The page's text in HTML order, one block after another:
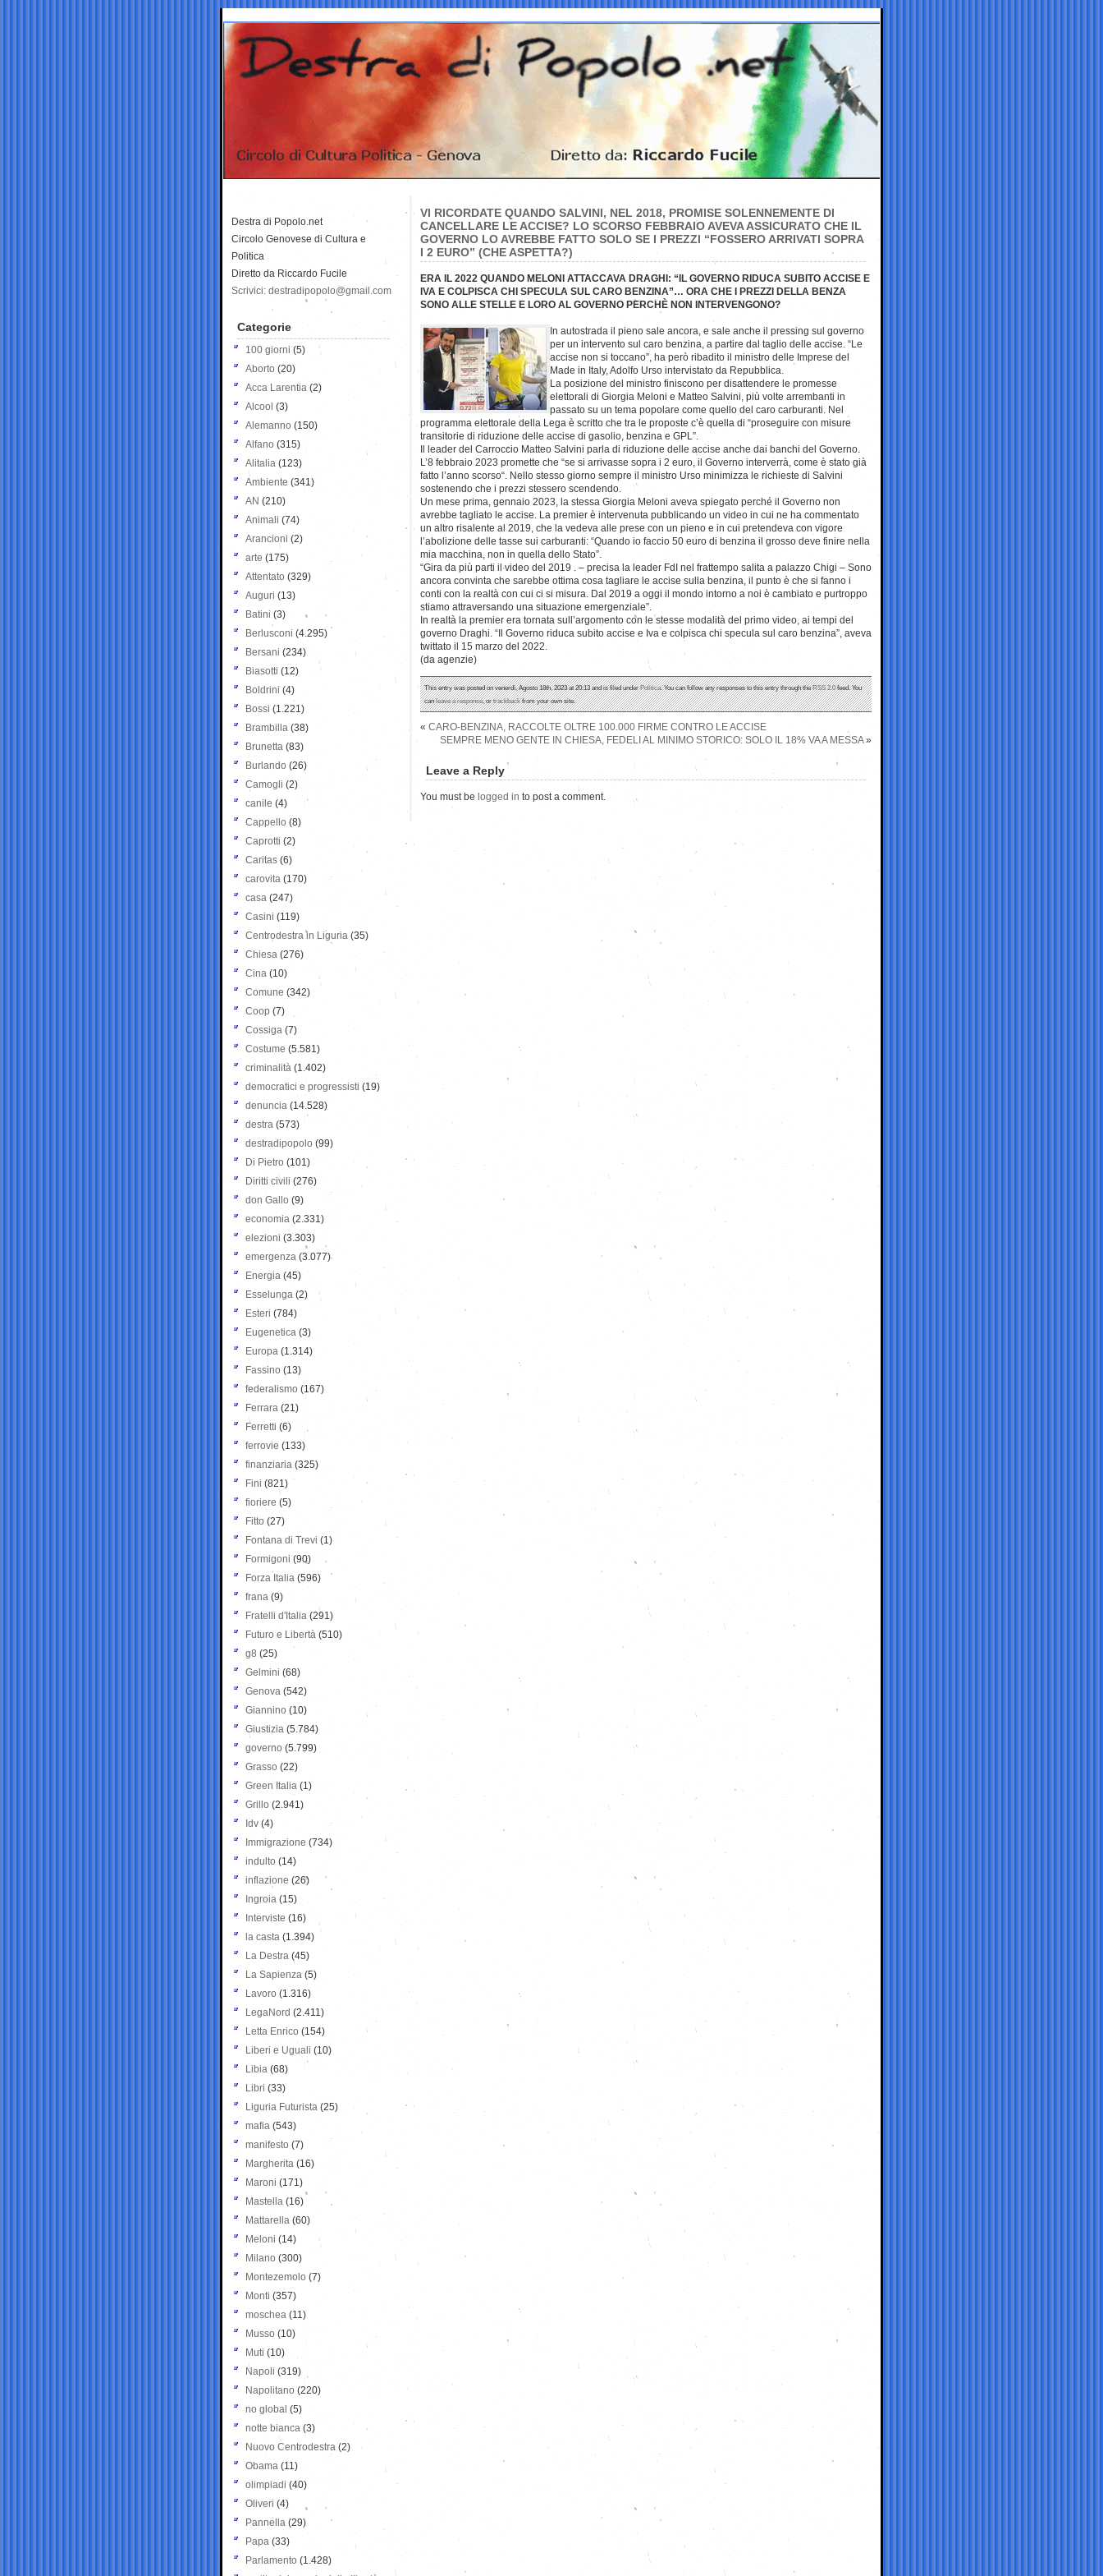
VI RICORDATE QUANDO SALVINI, NEL 2018, PROMISE SOLENNEMENTE DI
CANCELLARE LE ACCISE? LO SCORSO FEBBRAIO AVEVA ASSICURATO CHE IL
GOVERNO LO AVREBBE FATTO SOLO SE I PREZZI “FOSSERO ARRIVATI SOPRA
I 2 EURO” (CHE ASPETTA?)
ERA IL 2022 QUANDO MELONI ATTACCAVA DRAGHI: “IL GOVERNO RIDUCA SUBITO ACCISE E
IVA E COLPISCA CHI SPECULA SUL CARO BENZINA”… ORA CHE I PREZZI DELLA BENZA
SONO ALLE STELLE E LORO AL GOVERNO PERCHÈ NON INTERVENGONO?
In autostrada il pieno sale ancora, e sale anche il pressing sul governo
per un intervento sul caro benzina, a partire dal taglio delle accise. “Le
accise non si toccano”, ha però ribadito il ministro delle Imprese del
Made in Italy, Adolfo Urso intervistato da Repubblica.
La posizione del ministro finiscono per disattendere le promesse
elettorali di Giorgia Meloni e Matteo Salvini, più volte arrembanti in
passato su un tema popolare come quello del caro carburanti. Nel
programma elettorale della Lega è scritto che tra le proposte c’è quella di “proseguire con misure
transitorie di riduzione delle accise di gasolio, benzina e GPL”.
Il leader del Carroccio Matteo Salvini parla di riduzione delle accise anche dai banchi del Governo.
L’8 febbraio 2023 promette che “se si arrivasse sopra i 2 euro, il Governo interverrà, come è stato già
fatto l’anno scorso“. Nello stesso giorno sempre il ministro Urso minimizza le richieste di Salvini
sostenendo che i prezzi stessero scendendo.
Un mese prima, gennaio 2023, la stessa Giorgia Meloni aveva spiegato perché il Governo non
avrebbe tagliato le accise. La premier è intervenuta pubblicando un video in cui ne ha commentato
un altro risalente al 2019, che la vedeva alle prese con un pieno e in cui pretendeva con vigore
l’abolizione delle tasse sui carburanti: “Quando io faccio 50 euro di benzina il grosso deve finire nella
mia macchina, non in quella dello Stato”.
“Gira da più parti il video del 2019 . – precisa la leader FdI nel frattempo salita a palazzo Chigi – Sono
ancora convinta che sarebbe ottima cosa tagliare le accise sulla benzina, il punto è che si fanno i
conti con la realtà con cui ci si misura. Dal 2019 a oggi il mondo intorno a noi è cambiato e purtroppo
stiamo attraversando una situazione emergenziale”.
In realtà la premier era tornata sull’argomento con le stesse modalità del primo video, ai tempi del
governo Draghi. “Il Governo riduca subito accise e Iva e colpisca chi specula sul caro benzina”, aveva
twittato il 15 marzo del 2022.
(da agenzie)
This entry was posted on venerdì, Agosto 18th, 2023 at 20:13 and is filed underPolitica. You can follow any responses to this entry through theRSS 2.0feed. You
canleave a response, ortrackbackfrom your own site.
« CARO-BENZINA, RACCOLTE OLTRE 100.000 FIRME CONTRO LE ACCISE
SEMPRE MENO GENTE IN CHIESA, FEDELI AL MINIMO STORICO: SOLO IL 18% VA A MESSA»
Leave a Reply
You must be logged in to post a comment.
Destra di Popolo.net
Circolo Genovese di Cultura e
Politica
Diretto da Riccardo Fucile
Scrivici: destradipopolo@gmail.com
Categorie
100 giorni (5)
Aborto (20)
Acca Larentia (2)
Alcool (3)
Alemanno (150)
Alfano (315)
Alitalia (123)
Ambiente (341)
AN (210)
Animali (74)
Arancioni (2)
arte (175)
Attentato (329)
Auguri (13)
Batini (3)
Berlusconi (4.295)
Bersani (234)
Biasotti (12)
Boldrini (4)
Bossi (1.221)
Brambilla (38)
Brunetta (83)
Burlando (26)
Camogli (2)
canile (4)
Cappello (8)
Caprotti (2)
Caritas (6)
carovita (170)
casa (247)
Casini (119)
Centrodestra in Liguria (35)
Chiesa (276)
Cina (10)
Comune (342)
Coop (7)
Cossiga (7)
Costume (5.581)
criminalità (1.402)
democratici e progressisti (19)
denuncia (14.528)
destra (573)
destradipopolo (99)
Di Pietro (101)
Diritti civili (276)
don Gallo (9)
economia (2.331)
elezioni (3.303)
emergenza (3.077)
Energia (45)
Esselunga (2)
Esteri (784)
Eugenetica (3)
Europa (1.314)
Fassino (13)
federalismo (167)
Ferrara (21)
Ferretti (6)
ferrovie (133)
finanziaria (325)
Fini (821)
fioriere (5)
Fitto (27)
Fontana di Trevi (1)
Formigoni (90)
Forza Italia (596)
frana (9)
Fratelli d'Italia (291)
Futuro e Libertà (510)
g8 (25)
Gelmini (68)
Genova (542)
Giannino (10)
Giustizia (5.784)
governo (5.799)
Grasso (22)
Green Italia (1)
Grillo (2.941)
Idv (4)
Immigrazione (734)
indulto (14)
inflazione (26)
Ingroia (15)
Interviste (16)
la casta (1.394)
La Destra (45)
La Sapienza (5)
Lavoro (1.316)
LegaNord (2.411)
Letta Enrico (154)
Liberi e Uguali (10)
Libia (68)
Libri (33)
Liguria Futurista (25)
mafia (543)
manifesto (7)
Margherita (16)
Maroni (171)
Mastella (16)
Mattarella (60)
Meloni (14)
Milano (300)
Montezemolo (7)
Monti (357)
moschea (11)
Musso (10)
Muti (10)
Napoli (319)
Napolitano (220)
no global (5)
notte bianca (3)
Nuovo Centrodestra (2)
Obama (11)
olimpiadi (40)
Oliveri (4)
Pannella (29)
Papa (33)
Parlamento (1.428)